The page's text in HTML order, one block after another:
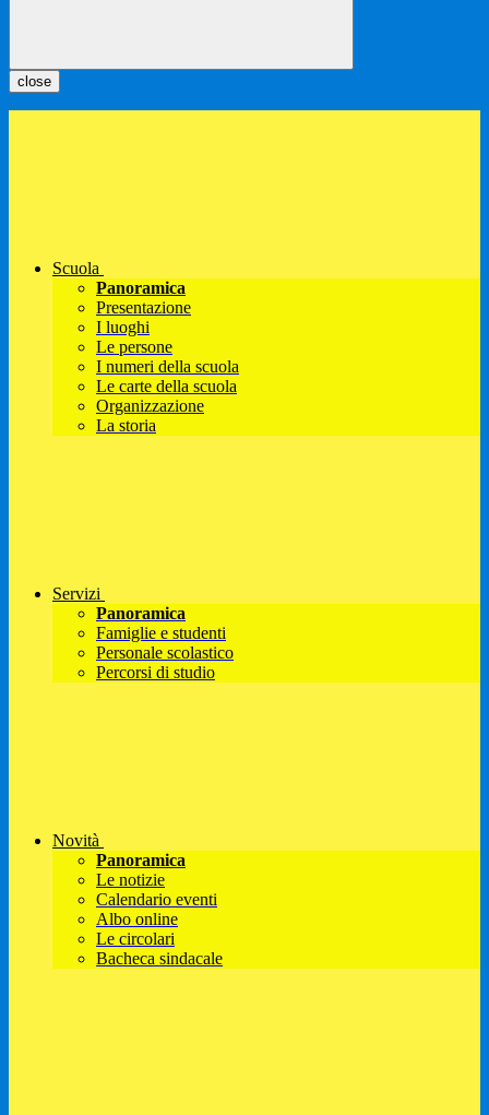
close
Scuola
Panoramica
Presentazione
I luoghi
Le persone
I numeri della scuola
Le carte della scuola
Organizzazione
La storia
Servizi
Panoramica
Famiglie e studenti
Personale scolastico
Percorsi di studio
Novità
Panoramica
Le notizie
Calendario eventi
Albo online
Le circolari
Bacheca sindacale